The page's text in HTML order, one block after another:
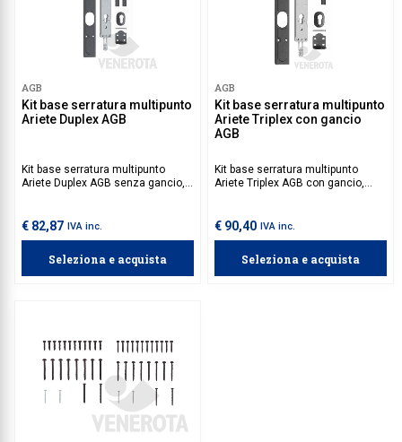
AGB
Kit base serratura multipunto
Ariete Duplex AGB
Kit base serratura multipunto
Ariete Duplex AGB senza gancio,
aste di chiusura e il cilindro più
idonei alle proprie esigenze.
€ 82,87 IVA inc.
Seleziona e acquista
AGB
Kit base serratura multipunto
Ariete Triplex con gancio
AGB
Kit base serratura multipunto
Ariete Triplex AGB con gancio,
aste di chiusura e il cilindro più
idonei alle proprie esigenze.
€ 90,40 IVA inc.
Seleziona e acquista